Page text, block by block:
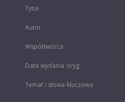
Tytuł
Autor
Współtwórca
Data wydania oryg.
Temat i słowa kluczowe